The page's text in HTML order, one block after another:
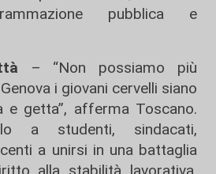
pubblica e
– “Non possiamo più
i giovani cervelli siano
getta”, afferma Toscano.
a studenti, sindacati,
a unirsi in una battaglia